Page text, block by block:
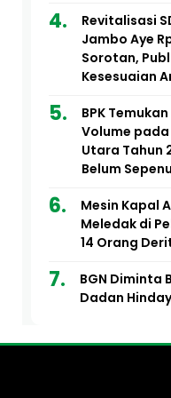
Revitalisasi
Jambo Aye
Sorotan,
Kesesuaian
BPK
Volume pada
Utara Tahun
Belum
Mesin Kapal
Meledak di
14 Orang
BGN Diminta
Dadan